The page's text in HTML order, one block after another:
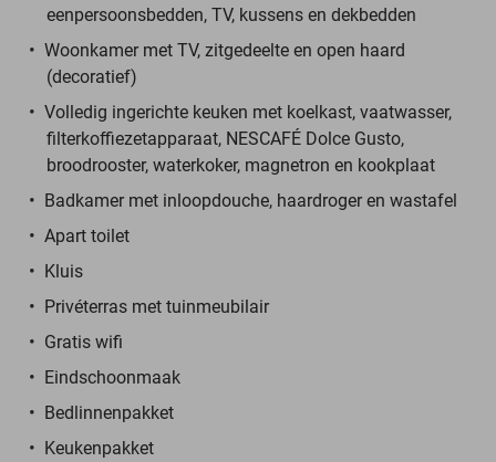
eenpersoonsbedden, TV, kussens en dekbedden
Woonkamer met TV, zitgedeelte en open haard
(decoratief)
Volledig ingerichte keuken met koelkast, vaatwasser,
filterkoffiezetapparaat, NESCAFÉ Dolce Gusto,
broodrooster, waterkoker, magnetron en kookplaat
Badkamer met inloopdouche, haardroger en wastafel
Apart toilet
Kluis
Privéterras met tuinmeubilair
Gratis wifi
Eindschoonmaak
Bedlinnenpakket
Keukenpakket